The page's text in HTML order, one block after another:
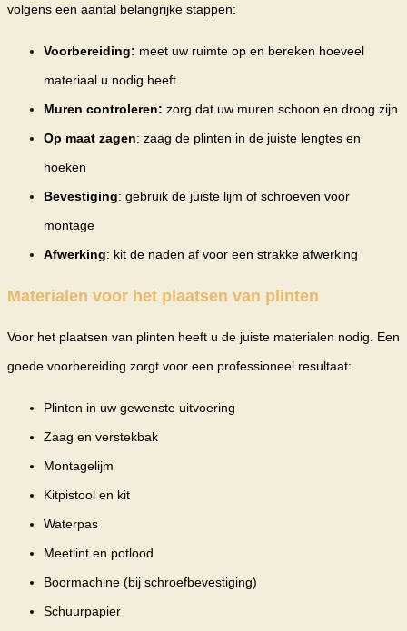
volgens een aantal belangrijke stappen:
Voorbereiding: meet uw ruimte op en bereken hoeveel
materiaal u nodig heeft
Muren controleren: zorg dat uw muren schoon en droog zijn
Op maat zagen: zaag de plinten in de juiste lengtes en
hoeken
Bevestiging: gebruik de juiste lijm of schroeven voor
montage
Afwerking: kit de naden af voor een strakke afwerking
Materialen voor het plaatsen van plinten
Voor het plaatsen van plinten heeft u de juiste materialen nodig. Een
goede voorbereiding zorgt voor een professioneel resultaat:
Plinten in uw gewenste uitvoering
Zaag en verstekbak
Montagelijm
Kitpistool en kit
Waterpas
Meetlint en potlood
Boormachine (bij schroefbevestiging)
Schuurpapier